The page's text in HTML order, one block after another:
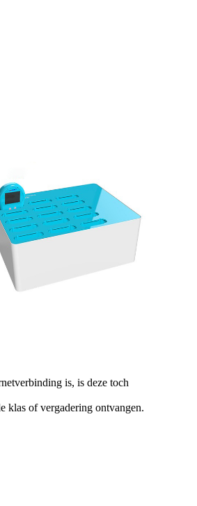
is, is deze toch
klas of vergadering ontvangen.